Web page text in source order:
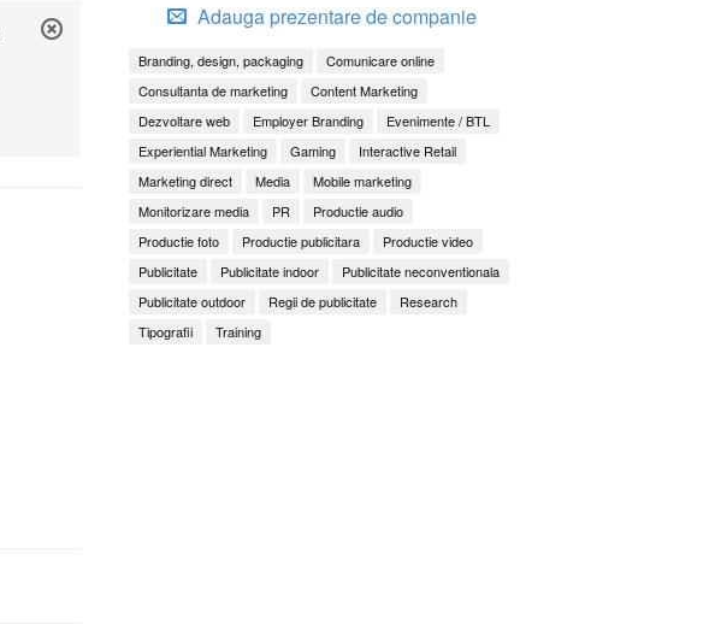
Adauga prezentare de companie
Branding, design, packaging
Comunicare online
Consultanta de marketing
Content Marketing
Dezvoltare web
Employer Branding
Evenimente / BTL
Experiential Marketing
Gaming
Interactive Retail
Marketing direct
Media
Mobile marketing
Monitorizare media
PR
Productie audio
Productie foto
Productie publicitara
Productie video
Publicitate
Publicitate indoor
Publicitate neconventionala
Publicitate outdoor
Regii de publicitate
Research
Tipografii
Training